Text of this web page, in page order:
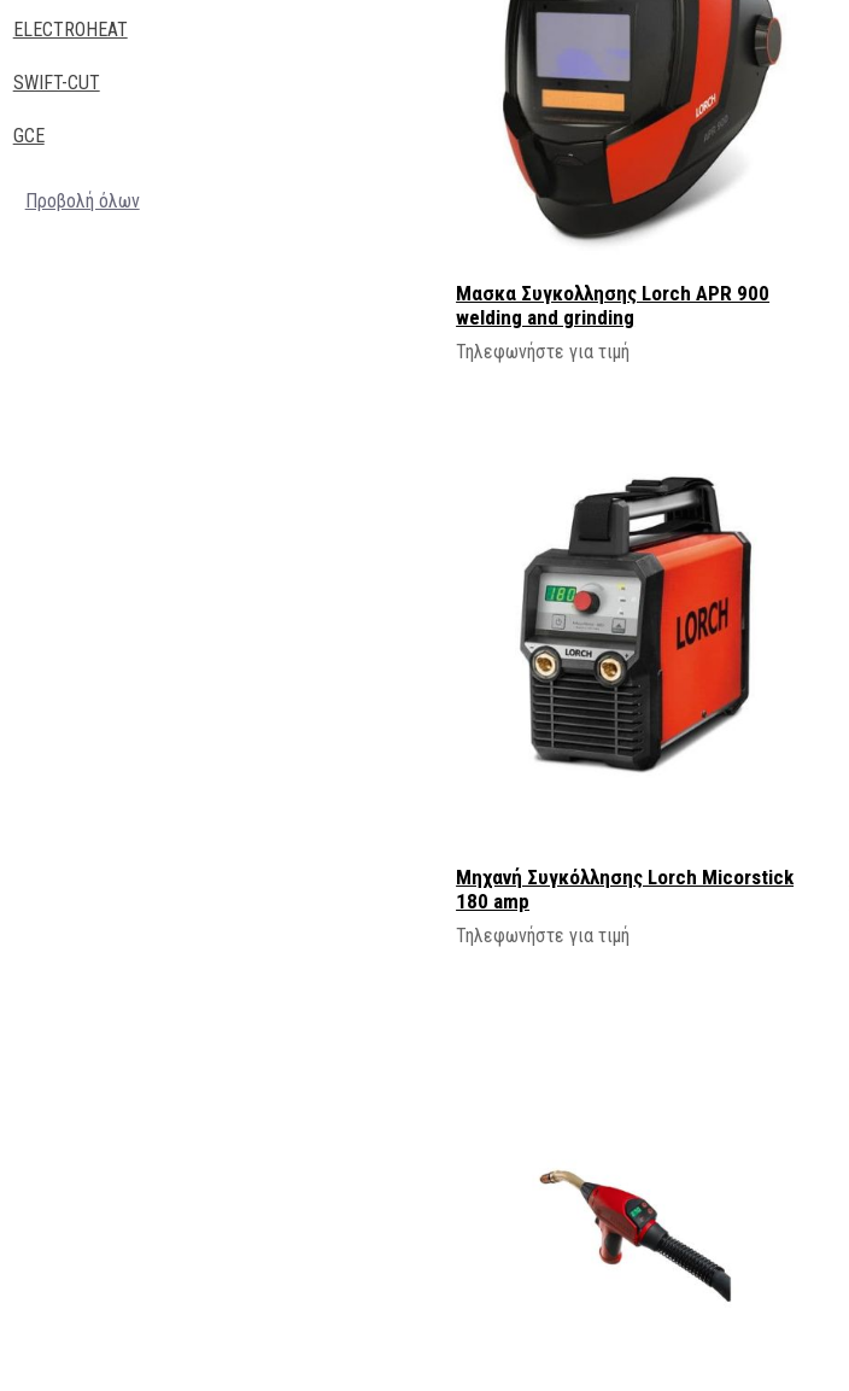
ELECTROHEAT
SWIFT-CUT
GCE
Προβολή όλων
Μασκα Συγκολλησης Lorch APR 900
welding and grinding
Τηλεφωνήστε για τιμή
Μηχανή Συγκόλλησης Lorch Micorstick
180 amp
Τηλεφωνήστε για τιμή